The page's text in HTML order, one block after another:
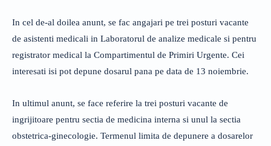
In cel de-al doilea anunt, se fac angajari pe trei posturi vacante
de asistenti medicali in Laboratorul de analize medicale si pentru
registrator medical la Compartimentul de Primiri Urgente. Cei
interesati isi pot depune dosarul pana pe data de 13 noiembrie.
In ultimul anunt, se face referire la trei posturi vacante de
ingrijitoare pentru sectia de medicina interna si unul la sectia
obstetrica-ginecologie. Termenul limita de depunere a dosarelor